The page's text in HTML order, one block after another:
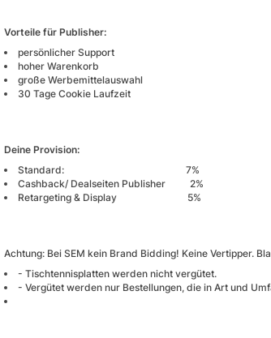
Vorteile für Publisher:
persönlicher Support
hoher Warenkorb
große Werbemittelauswahl
30 Tage Cookie Laufzeit
Deine Provision:
Standard: 7%
Cashback/ Dealseiten Publisher 2%
Retargeting & Display 5%
Achtung: Bei SEM kein Brand Bidding! Keine Vertipper.
- Tischtennisplatten werden nicht vergütet.
- Vergütet werden nur Bestellungen, die in Art und